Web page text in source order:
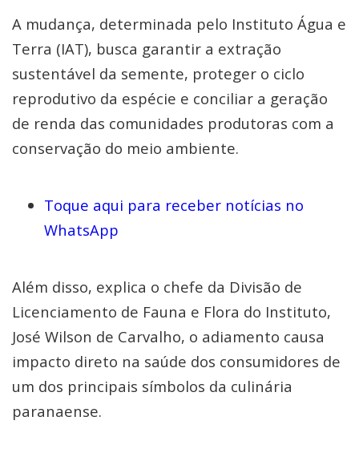
A mudança, determinada pelo Instituto Água e
Terra (IAT), busca garantir a extração
sustentável da semente, proteger o ciclo
reprodutivo da espécie e conciliar a geração
de renda das comunidades produtoras com a
conservação do meio ambiente.
Toque aqui para receber notícias no
WhatsApp
Além disso, explica o chefe da Divisão de
Licenciamento de Fauna e Flora do Instituto,
José Wilson de Carvalho, o adiamento causa
impacto direto na saúde dos consumidores de
um dos principais símbolos da culinária
paranaense.